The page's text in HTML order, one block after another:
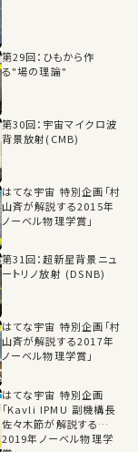
第29回：ひもから作
る"場の理論"
第30回：宇宙マイクロ波
背景放射(CMB)
はてな宇宙 特別企画「村
山斉が解説する2015年
ノーベル物理学賞」
第31回：超新星背景ニュ
ートリノ放射 (DSNB)
はてな宇宙 特別企画「村
山斉が解説する2017年
ノーベル物理学賞」
はてな宇宙 特別企画
「Kavli IPMU 副機構長
佐々木節が解説する
2019年ノーベル物理学